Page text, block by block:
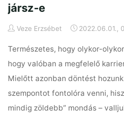
jársz-e
Veze Erzsébet 2022.06.01.,
Természetes, hogy olykor-
hogy valóban a megfelelő
Mielőtt azonban döntést
szempontot fontolóra venni,
mindig zöldebb” mondás –